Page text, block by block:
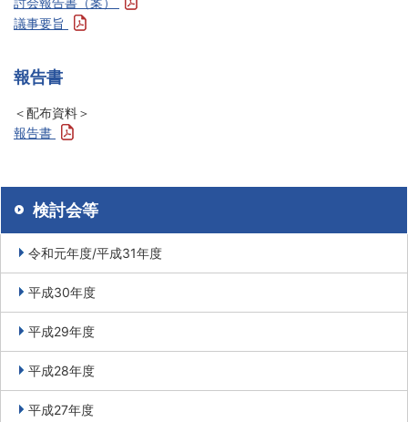
議事要旨
報告書
＜配布資料＞
報告書
検討会等
令和元年度/平成31年度
平成30年度
平成29年度
平成28年度
平成27年度